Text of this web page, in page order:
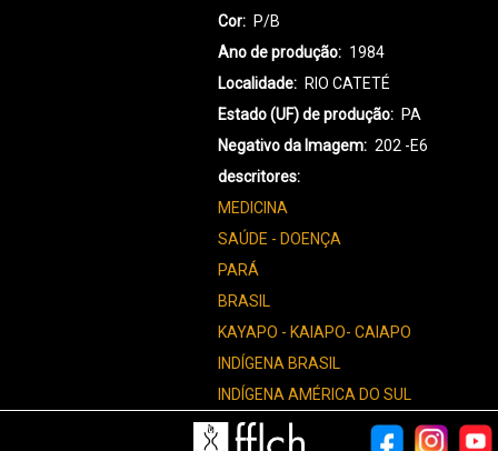
Cor
P/B
Ano de produção
1984
Localidade
RIO CATETÉ
Estado (UF) de produção
PA
Negativo da Imagem
202 -E6
descritores
MEDICINA
SAÚDE - DOENÇA
PARÁ
BRASIL
KAYAPO - KAIAPO- CAIAPO
INDÍGENA BRASIL
INDÍGENA AMÉRICA DO SUL